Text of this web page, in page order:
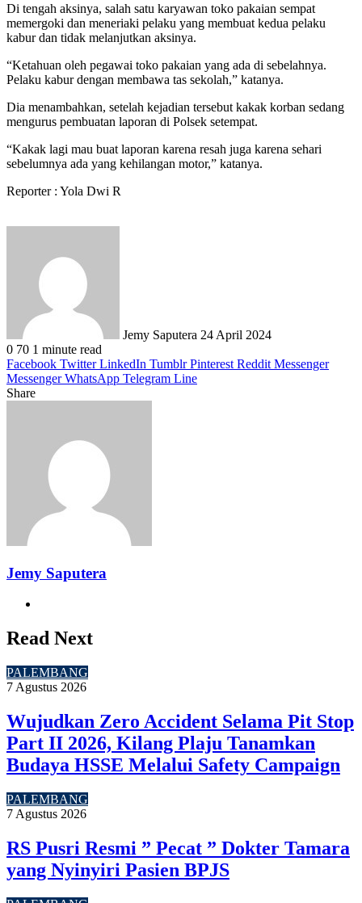
Di tengah aksinya, salah satu karyawan toko pakaian sempat
memergoki dan meneriaki pelaku yang membuat kedua pelaku
kabur dan tidak melanjutkan aksinya.
“Ketahuan oleh pegawai toko pakaian yang ada di sebelahnya.
Pelaku kabur dengan membawa tas sekolah,” katanya.
Dia menambahkan, setelah kejadian tersebut kakak korban sedang
mengurus pembuatan laporan di Polsek setempat.
“Kakak lagi mau buat laporan karena resah juga karena sehari
sebelumnya ada yang kehilangan motor,” katanya.
Reporter : Yola Dwi R
Jemy Saputera 24 April 2024
0 70 1 minute read
Facebook Twitter LinkedIn Tumblr Pinterest Reddit Messenger
Messenger WhatsApp Telegram Line
Share
Jemy Saputera
Read Next
PALEMBANG
7 Agustus 2026
Wujudkan Zero Accident Selama Pit Stop
Part II 2026, Kilang Plaju Tanamkan
Budaya HSSE Melalui Safety Campaign
PALEMBANG
7 Agustus 2026
RS Pusri Resmi ” Pecat ” Dokter Tamara
yang Nyinyiri Pasien BPJS